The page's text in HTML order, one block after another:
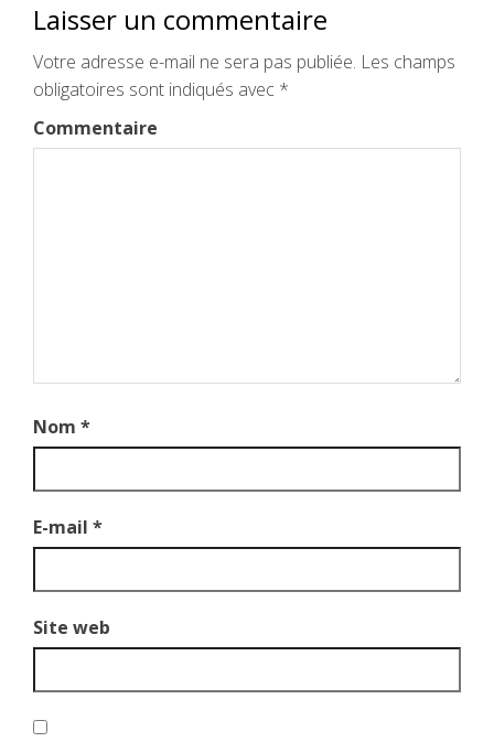
Laisser un commentaire
Votre adresse e-mail ne sera pas publiée. Les champs
obligatoires sont indiqués avec *
Commentaire
Nom *
E-mail *
Site web